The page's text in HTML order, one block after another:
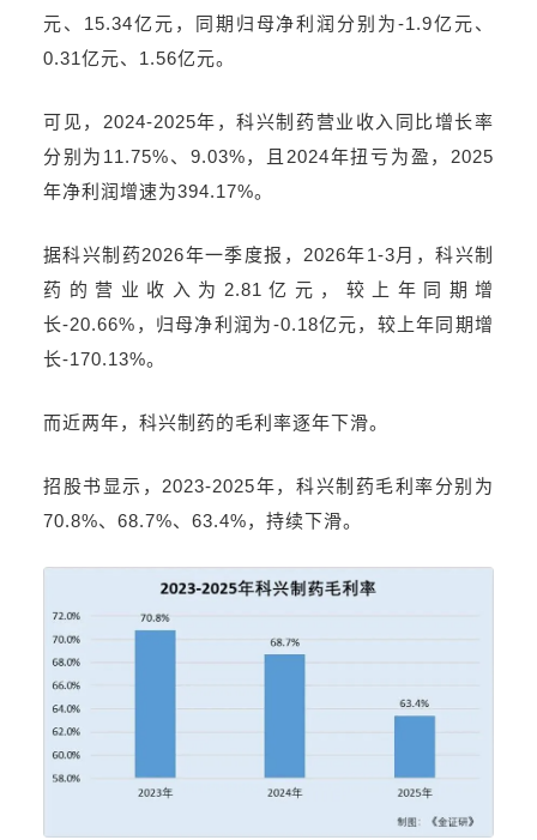
元、15.34亿元，同期归母净利润分别为-1.9亿元、
0.31亿元、1.56亿元。
可见，2024-2025年，科兴制药营业收入同比增长率
分别为11.75%、9.03%，且2024年扭亏为盈，2025
年净利润增速为394.17%。
据科兴制药2026年一季度报，2026年1-3月，科兴制
药的营业收入为2.81亿元，较上年同期增
长-20.66%，归母净利润为-0.18亿元，较上年同期增
长-170.13%。
而近两年，科兴制药的毛利率逐年下滑。
招股书显示，2023-2025年，科兴制药毛利率分别为
70.8%、68.7%、63.4%，持续下滑。